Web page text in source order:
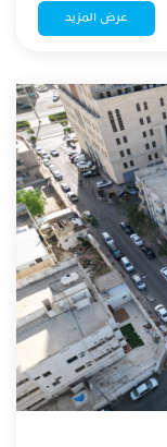
بتصميم متعدد الاستخدامات. 33 شقة و6 محلات تجارية
عرض المزيد